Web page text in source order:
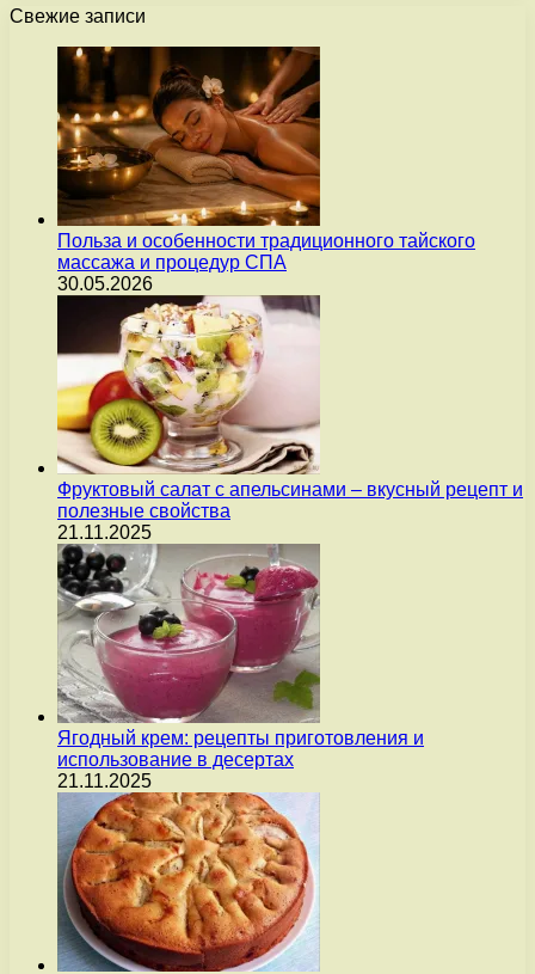
Свежие записи
Польза и особенности традиционного тайского
массажа и процедур СПА
30.05.2026
Фруктовый салат с апельсинами – вкусный рецепт и
полезные свойства
21.11.2025
Ягодный крем: рецепты приготовления и
использование в десертах
21.11.2025